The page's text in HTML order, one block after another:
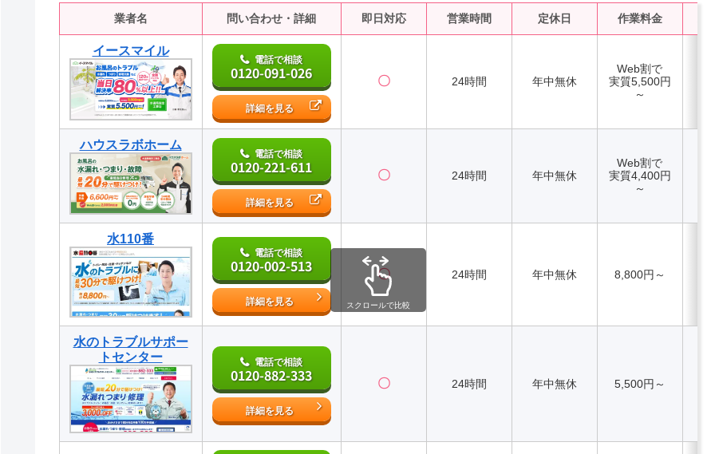
業者名 問い合わせ・詳細 即日対応 営業時間 定休日 作業料金
イースマイル
電話で相談
0120-091-026
詳細を見る
〇 24時間 年中無休
Web割で
実質5,500円
～
ハウスラボホーム
電話で相談
0120-221-611
詳細を見る
〇 24時間 年中無休
Web割で
実質4,400円
～
水110番
電話で相談
0120-002-513
詳細を見る
〇 24時間 年中無休 8,800円～
水のトラブルサポー
トセンター
電話で相談
0120-882-333
詳細を見る
〇 24時間 年中無休 5,500円～
スクロールで比較